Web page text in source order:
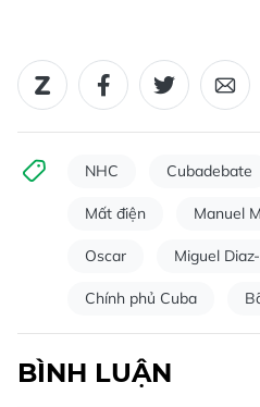
NHC Cubadebate
Mất điện Manuel
Oscar Miguel
Chính phủ Cuba
BÌNH LUẬN